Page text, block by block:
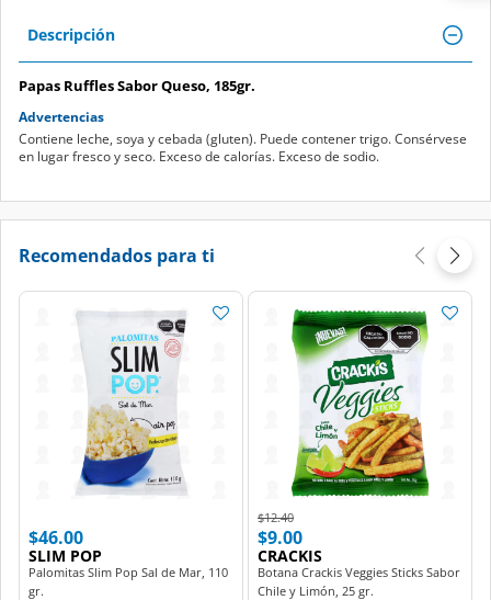
Descripción
Papas Ruffles Sabor Queso, 185gr.
Advertencias
Contiene leche, soya y cebada (gluten). Puede contener trigo. Consérvese
en lugar fresco y seco. Exceso de calorías. Exceso de sodio.
Recomendados para ti
$46.00
SLIM POP
Palomitas Slim Pop Sal de Mar, 110
gr.
Price reduced from
$12.40to
$9.00
CRACKIS
Botana Crackis Veggies Sticks Sabor
Chile y Limón, 25 gr.